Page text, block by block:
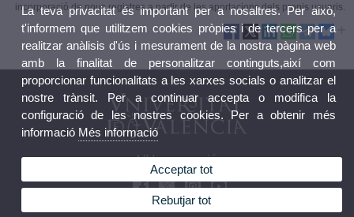
incorporació de nous registres a partir de les aportacions dels propis usuaris.
UVcooperació
La teva privacitat és important per a nosaltres. Per això,
t'informem que utilitzem cookies pròpies i de tercers per a
realitzar anàlisis d'ús i mesurament de la nostra pàgina web
amb la finalitat de personalitzar continguts,així com
proporcionar funcionalitats a les xarxes socials o analitzar el
nostre trànsit. Per a continuar accepta o modifica la
configuració de les nostres cookies. Per a obtenir més
informació Més informació
Acceptar tot
Rebutjar tot